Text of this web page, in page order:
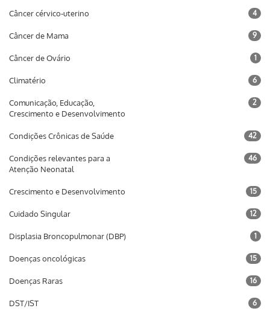
Câncer cérvico-uterino 4
Câncer de Mama 9
Câncer de Ovário 1
Climatério 6
Comunicação, Educação,
Crescimento e Desenvolvimento
2
Condições Crônicas de Saúde 42
Condições relevantes para a
Atenção Neonatal
46
Crescimento e Desenvolvimento 15
Cuidado Singular 12
Displasia Broncopulmonar (DBP) 1
Doenças oncológicas 15
Doenças Raras 16
DST/IST 6